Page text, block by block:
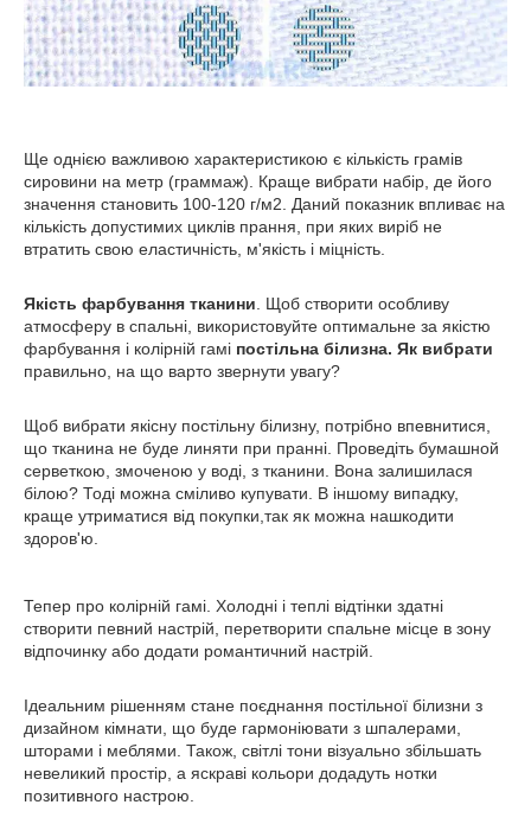
Ще однією важливою характеристикою є кількість грамів
сировини на метр (граммаж). Краще вибрати набір, де його
значення становить 100-120 г/м2. Даний показник впливає на
кількість допустимих циклів прання, при яких виріб не
втратить свою еластичність, м'якість і міцність.
Якість фарбування тканини . Щоб створити особливу
атмосферу в спальні, використовуйте оптимальне за якістю
фарбування і колірній гамі постільна білизна. Як вибрати
правильно, на що варто звернути увагу?
Щоб вибрати якісну постільну білизну, потрібно впевнитися,
що тканина не буде линяти при пранні. Проведіть бумашной
серветкою, змоченою у воді, з тканини. Вона залишилася
білою? Тоді можна сміливо купувати. В іншому випадку,
краще утриматися від покупки,так як можна нашкодити
здоров'ю.
Тепер про колірній гамі. Холодні і теплі відтінки здатні
створити певний настрій, перетворити спальне місце в зону
відпочинку або додати романтичний настрій.
Ідеальним рішенням стане поєднання постільної білизни з
дизайном кімнати, що буде гармоніювати з шпалерами,
шторами і меблями. Також, світлі тони візуально збільшать
невеликий простір, а яскраві кольори додадуть нотки
позитивного настрою.